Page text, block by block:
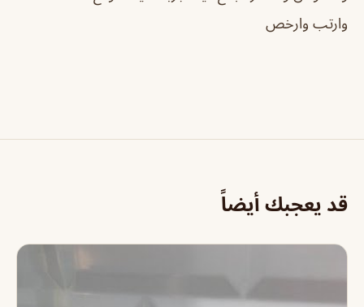
وارتب وارخص
قد يعجبك أيضاً